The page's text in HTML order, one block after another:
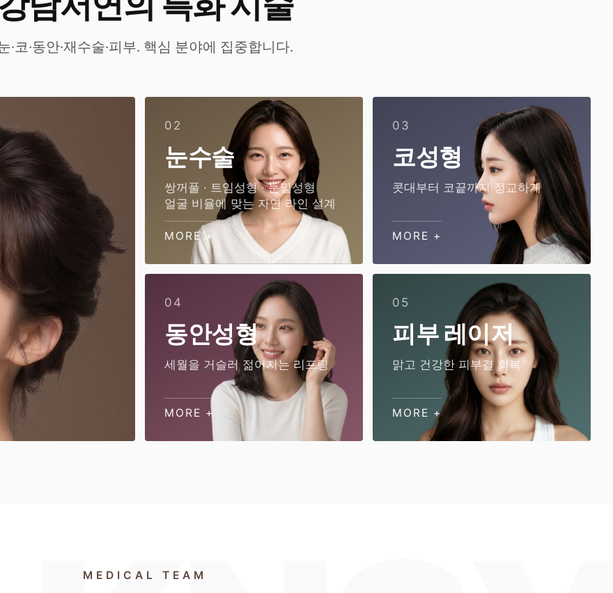
·코·동안·재수술·피부. 핵심 분야에 집중합니다.
02
눈수술
쌍꺼풀 · 트임성형 · 눈밑성형
얼굴 비율에 맞는 자연 라인 설계
MORE +
03
코성형
콧대부터 코끝까지 정교하게
MORE +
04
동안성형
세월을 거슬러 젊어지는 리프팅
MORE +
05
피부 레이저
맑고 건강한 피부결 회복
MORE +
MEDICAL TEAM